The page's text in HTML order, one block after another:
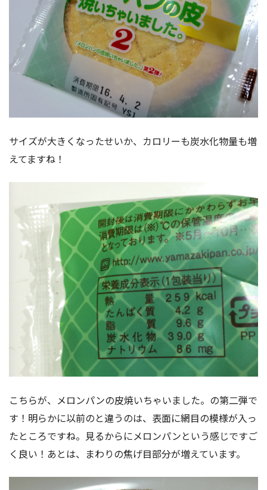
サイズが大きくなったせいか、カロリーも炭水化物量も増
えてますね！
こちらが、メロンパンの皮焼いちゃいました。の第二弾で
す！明らかに以前のと違うのは、表面に網目の模様が入っ
たところですね。見るからにメロンパンという感じですご
く良い！あとは、まわりの焦げ目部分が増えています。